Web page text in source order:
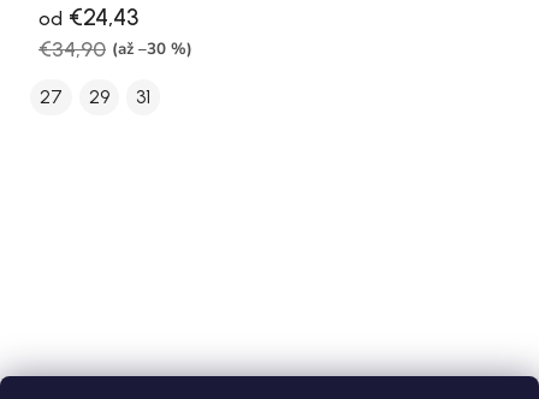
od €24,43
€34,90 (až –30 %)
27 29 31